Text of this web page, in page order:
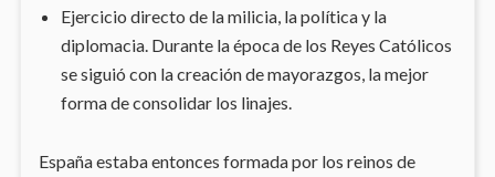
Ejercicio directo de la milicia, la política y la
diplomacia. Durante la época de los Reyes Católicos
se siguió con la creación de mayorazgos, la mejor
forma de consolidar los linajes.
España estaba entonces formada por los reinos de